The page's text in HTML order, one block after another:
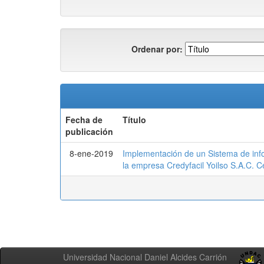
Ordenar por:
Fecha de
publicación
Título
8-ene-2019
Implementación de un Sistema de
la empresa Credyfacil Yoilso S.A.C.
Universidad Nacional Daniel Alcides Carrión